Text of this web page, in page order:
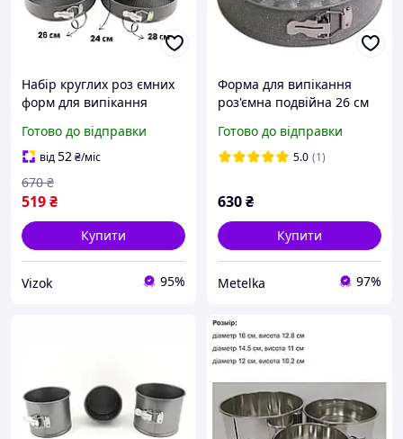
Набір круглих роз ємних
форм для випікання
форми 18/20/22/24/26/28
см для тортів і десертів
Готово до відправки
від52₴/міс
519₴
670 ₴
Купити
Vizok 95%
Форма для випікання
роз'ємна подвійна 26 см
Kamille
Готово до відправки
5.0 (1)
630₴
Купити
Metelka 97%